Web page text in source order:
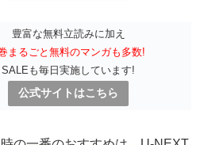
豊富な無料立読みに加え
まるごと無料のマンガも多数!
SALEも毎日実施しています!
公式サイトはこちら